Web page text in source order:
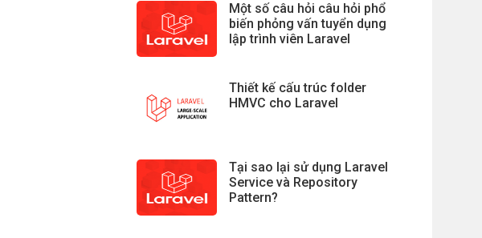
Một số câu hỏi câu hỏi phổ
biến phỏng vấn tuyển dụng
lập trình viên Laravel
Thiết kế cấu trúc folder
HMVC cho Laravel
Tại sao lại sử dụng Laravel
Service và Repository
Pattern?